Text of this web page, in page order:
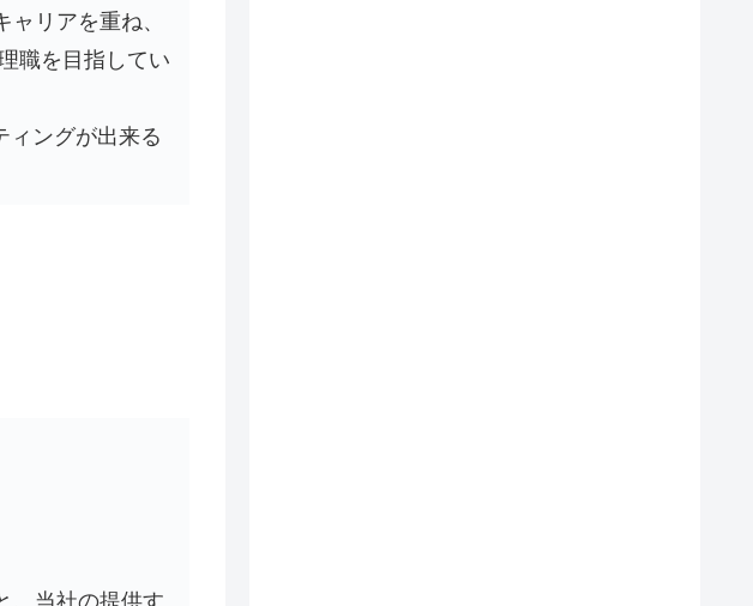
リアを重ね、
職を目指してい
ィングが出来る
、当社の提供す